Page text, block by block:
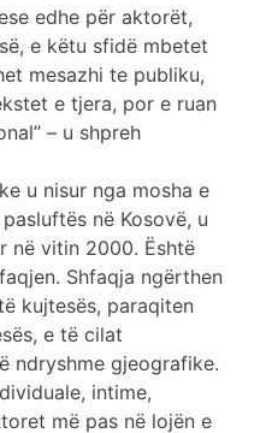
edhe për aktorët,
e këtu sfidë mbetet
mesazhi te publiku,
e tjera, por e ruan
– u shpreh
u nisur nga mosha e
në Kosovë, u
në vitin 2000. Është
Shfaqja ngërthen
kujtesës, paraqiten
e të cilat
ndryshme gjeografike.
intime,
më pas në lojën e